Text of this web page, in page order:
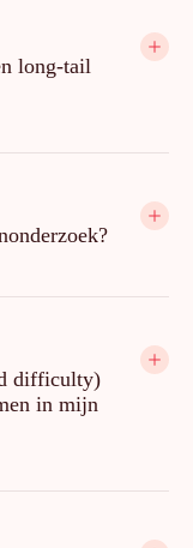
long-tail
difficulty)
in mijn